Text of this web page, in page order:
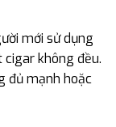
mới sử dụng
không đều.
đủ mạnh hoặc